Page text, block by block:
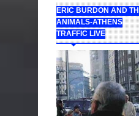
ERIC BURDON AND
ANIMALS-ATHENS
TRAFFIC LIVE